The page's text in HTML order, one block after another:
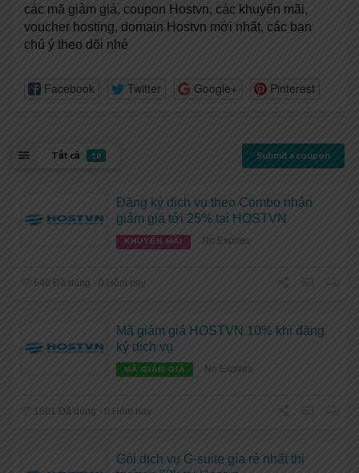
các mã giảm giá, coupon Hostvn, các khuyến mãi,
voucher hosting, domain Hostvn mới nhất, các bạn
chú ý theo dõi nhé
Facebook Twitter Google+ Pinterest
Tất cả 18 Submit a coupon
Đăng ký dịch vụ theo Combo nhận
giảm giá tới 25% tại HOSTVN
KHUYẾN MÃI No Expires
640 Đã dùng - 0 Hôm nay
Mã giảm giá HOSTVN 10% khi đăng
ký dịch vụ
MÃ GIẢM GIÁ No Expires
1601 Đã dùng - 0 Hôm nay
Gói dịch vụ G-suite gía rẻ nhất thị